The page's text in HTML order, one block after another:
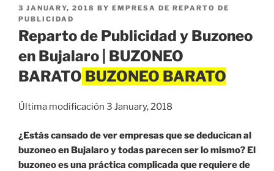
POSTED
ON
3 JANUARY, 2018 BY EMPRESA DE REPARTO DE
PUBLICIDAD
Reparto de Publicidad y Buzoneo
en Bujalaro | BUZONEO
BARATO
Última modificación 3 January, 2018
¿Estás cansado de ver empresas que se deducican al
buzoneo en Bujalaro y todas parecen ser lo mismo? El
buzoneo es una práctica complicada que requiere de